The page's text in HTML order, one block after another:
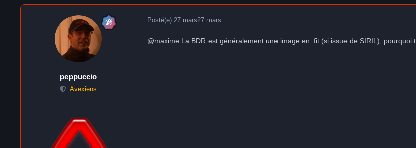
peppuccio
Avexiens
Posté(e) 27 mars27 mars
@maxime La BDR est généralement une image en .fit (si issue de SIRIL), pourquoi